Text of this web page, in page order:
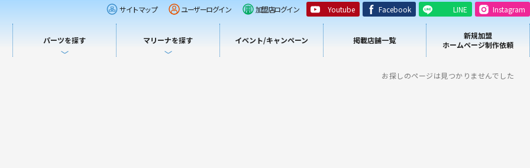
サイトマップ ユーザーログイン 加盟店ログイン Youtube Facebook LINE Instagram
パーツを探す マリーナを探す イベント/キャンペーン 掲載店舗一覧
新規加盟
ホームページ制作依頼
お探しのページは見つかりませんでした